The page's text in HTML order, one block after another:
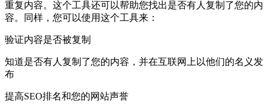
重复内容。这个工具还可以帮助您找出是否有人复制了您的内
容。同样，您可以使用这个工具来：
验证内容是否被复制
知道是否有人复制了您的内容，并在互联网上以他们的名义发
布
提高SEO排名和您的网站声誉